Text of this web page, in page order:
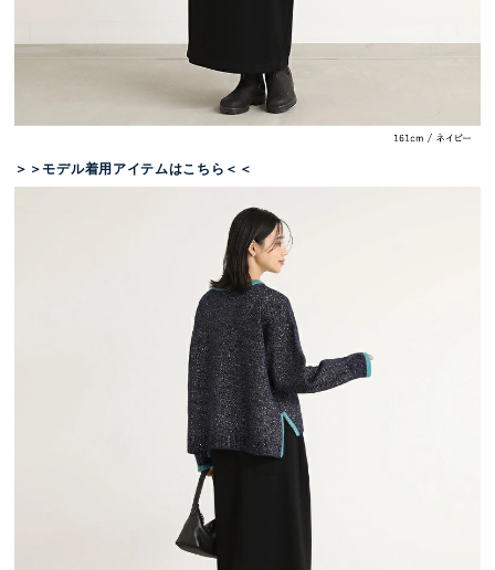
＞＞モデル着用アイテムはこちら＜＜